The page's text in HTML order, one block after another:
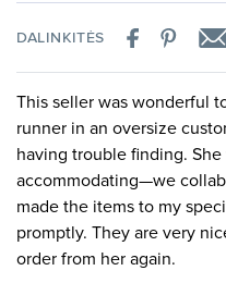
DALINKITĖS
This seller was wonderful
runner in an oversize
having trouble finding.
accommodating—we
made the items to my
promptly. They are very
order from her again.